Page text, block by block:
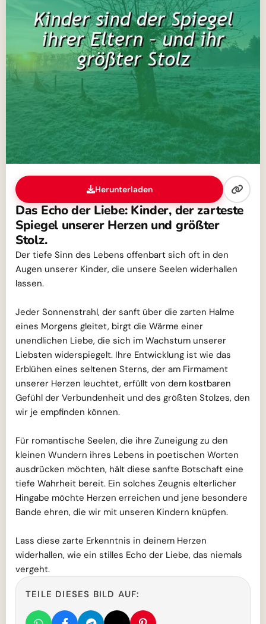
Herunterladen
Das Echo der Liebe: Kinder, der zarteste
Spiegel unserer Herzen und größter
Stolz.
Der tiefe Sinn des Lebens offenbart sich oft in den
Augen unserer Kinder, die unsere Seelen widerhallen
lassen.
Jeder Sonnenstrahl, der sanft über die zarten Halme
eines Morgens gleitet, birgt die Wärme einer
unendlichen Liebe, die sich im Wachstum unserer
Liebsten widerspiegelt. Ihre Entwicklung ist wie das
Erblühen eines seltenen Sterns, der am Firmament
unserer Herzen leuchtet, erfüllt von dem kostbaren
Gefühl der Verbundenheit und des größten Stolzes, den
wir je empfinden können.
Für romantische Seelen, die ihre Zuneigung zu den
kleinen Wundern ihres Lebens in poetischen Worten
ausdrücken möchten, hält diese sanfte Botschaft eine
tiefe Wahrheit bereit. Ein solches Zeugnis elterlicher
Hingabe möchte Herzen erreichen und jene besondere
Bande ehren, die wir mit unseren Kindern knüpfen.
Lass diese zarte Erkenntnis in deinem Herzen
widerhallen, wie ein stilles Echo der Liebe, das niemals
vergeht.
TEILE DIESES BILD AUF: